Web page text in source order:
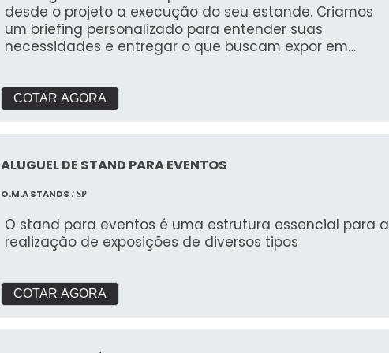
desde o projeto a execução do seu estande. Criamos
um briefing personalizado para entender suas
necessidades e entregar o que buscam expor em
COTAR AGORA
ALUGUEL DE STAND PARA EVENTOS
O.M.A STANDS / SP
O stand para eventos é uma estrutura essencial para a
realização de exposições de diversos tipos
COTAR AGORA